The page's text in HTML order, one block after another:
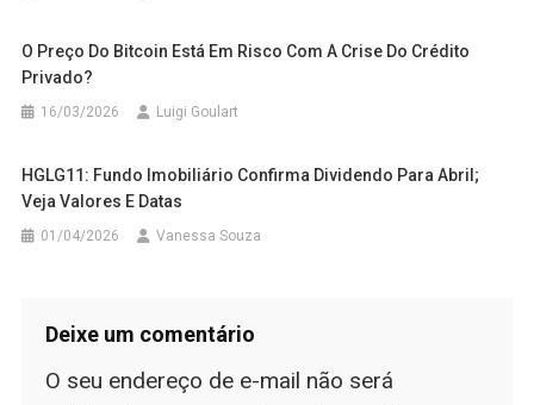
O Preço Do Bitcoin Está Em Risco Com A Crise Do Crédito
Privado?
16/03/2026 Luigi Goulart
HGLG11: Fundo Imobiliário Confirma Dividendo Para Abril;
Veja Valores E Datas
01/04/2026 Vanessa Souza
Deixe um comentário
O seu endereço de e-mail não será